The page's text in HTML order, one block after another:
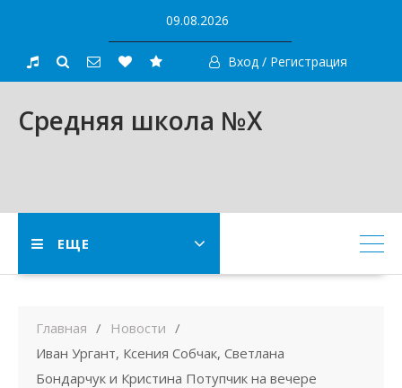
content
09.08.2026
Вход / Регистрация
Средняя школа №X
ЕЩЕ
Главная
Новости
Иван Ургант, Ксения Собчак, Светлана
Бондарчук и Кристина Потупчик на вечере